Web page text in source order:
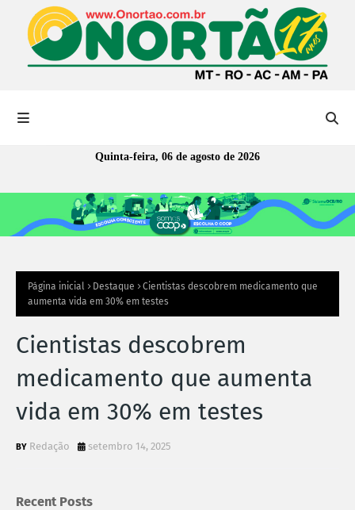
Quinta-feira, 06 de agosto de 2026
Página inicial Destaque
Cientistas descobrem medicamento que
aumenta vida em 30% em testes
Cientistas descobrem
medicamento que aumenta
vida em 30% em testes
Redação setembro 14, 2025
Recent Posts